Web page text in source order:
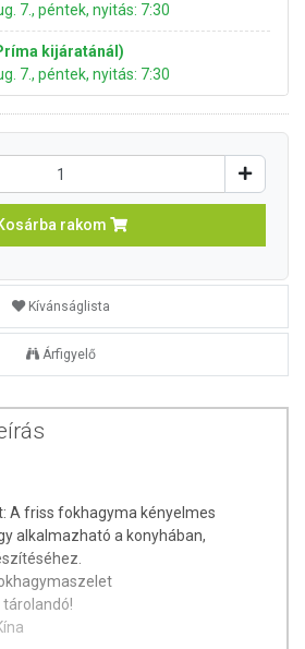
7., péntek, nyitás: 7:30
kijáratánál)
7., péntek, nyitás: 7:30
rakom
Kívánságlista
Árfigyelő
A friss fokhagyma kényelmes
alkalmazható a konyhában,